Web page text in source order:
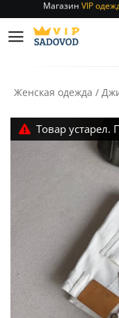
Магазин
Женская одежда /
Товар